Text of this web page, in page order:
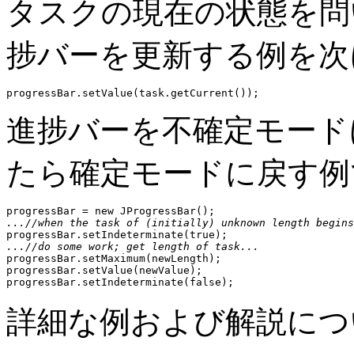
タスクの現在の状態を
捗バーを更新する例を
進捗バーを不確定モー
たら確定モードに戻す
...//when the task of (initially) unknown length
...//do some work; get length of task...
progressBar.setMaximum(newLength);
progressBar.setValue(newValue);
詳細な例および解説につ